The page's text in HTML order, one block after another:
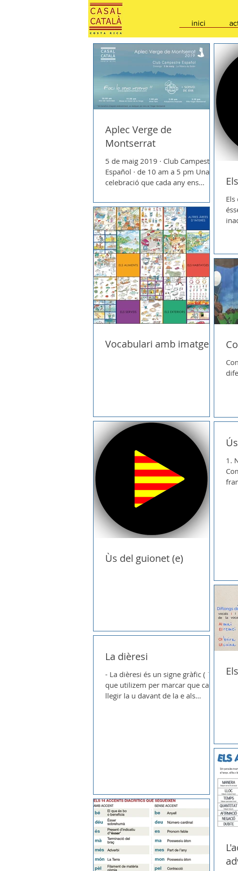
inici
Aplec Verge de
Montserrat
5 de maig 2019 · Club Campestre
Español · de 10 am a 5 pm Una
celebració que cada any ens
socis,...
Vocabulari amb imatges
Ùs del guionet (e)
1.
La dièresi
- La dièresi és un signe gràfic ( ¨ )
que utilizem per marcar que cal
llegir la u davant de la e als